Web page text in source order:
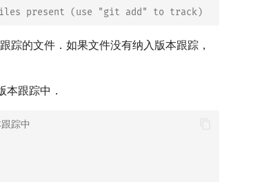
present (use "git add" to track)
踪的文件．如果文件没有纳入版本跟踪，
本跟踪中．
踪中